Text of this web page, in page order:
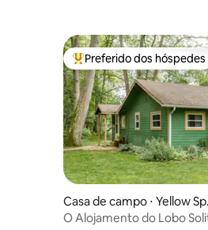
Entre os melhores
Preferido dos hóspedes
Casa de campo ⋅ Yellow
ngs
O Alojamento do Lobo